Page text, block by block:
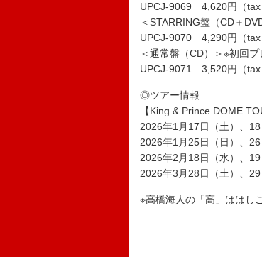
UPCJ-9069 4,620円（tax
＜STARRING盤（CD＋
UPCJ-9070 4,290円（tax
＜通常盤（CD）＞※初回
UPCJ-9071 3,520円（tax
◎ツアー情報
【King & Prince DOME
2026年1月17日（土）、
2026年1月25日（日）、
2026年2月18日（水）、
2026年3月28日（土）、
※高橋海人の「高」ははし